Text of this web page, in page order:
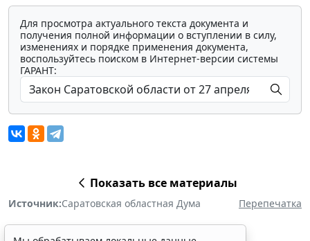
Для просмотра актуального текста документа и
получения полной информации о вступлении в силу,
изменениях и порядке применения документа,
воспользуйтесь поиском в Интернет-версии системы
ГАРАНТ:
Показать все материалы
Источник:Саратовская областная Дума Перепечатка